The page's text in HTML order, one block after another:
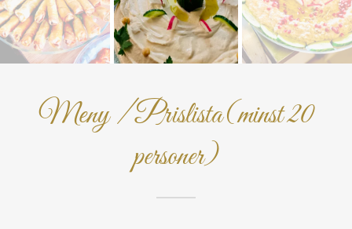
Meny / Prislista(minst 20
personer)